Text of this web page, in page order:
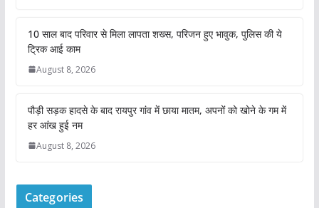
10 साल बाद परिवार से मिला लापता शख्स, परिजन हुए भावुक, पुलिस की ये
ट्रिक आई काम
August 8, 2026
पौड़ी सड़क हादसे के बाद रायपुर गांव में छाया मातम, अपनों को खोने के गम में
हर आंख हुई नम
August 8, 2026
Categories